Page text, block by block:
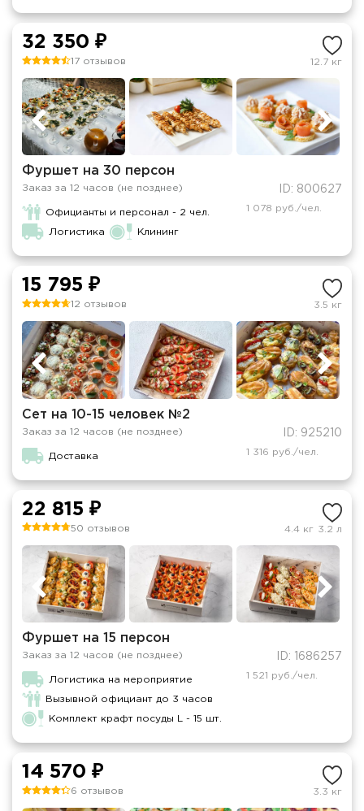
32 350 ₽
17 отзывов 12.7 кг
Фуршет на 30 персон
Заказ за 12 часов (не позднее) ID: 800627
Официанты и персонал - 2 чел.
Логистика Клининг
1 078 руб./чел.
15 795 ₽
12 отзывов 3.5 кг
Сет на 10-15 человек №2
Заказ за 12 часов (не позднее) ID: 925210
Доставка 1 316 руб./чел.
22 815 ₽
50 отзывов 4.4 кг 3.2 л
Фуршет на 15 персон
Заказ за 12 часов (не позднее) ID: 1686257
Логистика на мероприятие
Вызывной официант до 3 часов
Комплект крафт посуды L - 15 шт.
1 521 руб./чел.
14 570 ₽
6 отзывов 3.3 кг